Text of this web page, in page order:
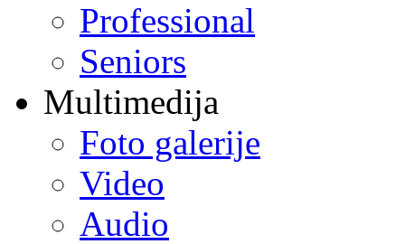
Professional
Seniors
Multimedija
Foto galerije
Video
Audio